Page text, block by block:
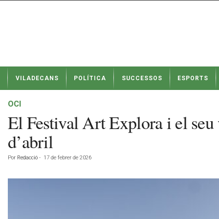
t
VILADECANS POLÍTICA SUCCESSOS ESPORTS
OCI
El Festival Art Explora i el seu
d’abril
Por Redacció - 17 de febrer de 2026